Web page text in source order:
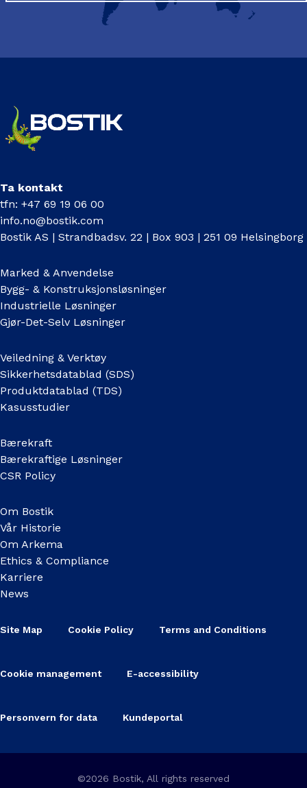
Ta kontakt
tfn: +47 69 19 06 00
info.no@bostik.com
Bostik AS | Strandbadsv. 22 | Box 903 | 251 09 Helsingborg
Marked & Anvendelse
Bygg- & Konstruksjonsløsninger
Industrielle Løsninger
Gjør-Det-Selv Løsninger
Veiledning & Verktøy
Sikkerhetsdatablad (SDS)
Produktdatablad (TDS)
Kasusstudier
Bærekraft
Bærekraftige Løsninger
CSR Policy
Om Bostik
Vår Historie
Om Arkema
Ethics & Compliance
Karriere
News
Site Map Cookie Policy Terms and Conditions
Cookie management E-accessibility
Personvern for data Kundeportal
©2026 Bostik, All rights reserved